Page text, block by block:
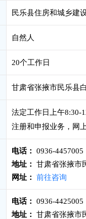
民乐县住房和城乡建
自然人
20个工作日
甘肃省张掖市民乐县
法定工作日上午8:30-
注册和申报业务，网
电话：
0936-4457005
地址：
甘肃省张掖市
网址：
前往咨询
电话：
0936-4425005
地址：
甘肃省张掖市